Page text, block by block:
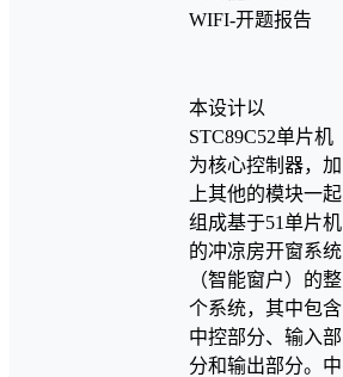
本设计以
STC89C52单片机
为核心控制器，加
上其他的模块一起
组成基于51单片机
的冲凉房开窗系统
（智能窗户）的整
个系统，其中包含
中控部分、输入部
分和输出部分。中